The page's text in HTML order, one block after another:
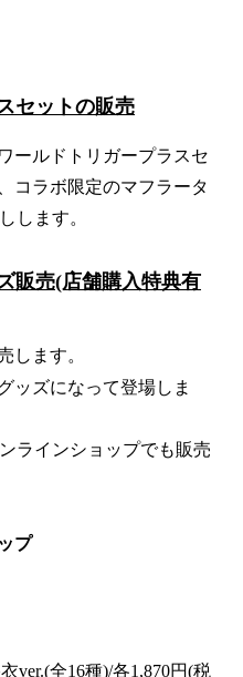
セットの販売
ールドトリガープラスセ
コラボ限定のマフラータ
します。
販売(店舗購入特典有
します。
ッズになって登場しま
ラインショップでも販売
プ
ver.(全16種)/各1,870円(税